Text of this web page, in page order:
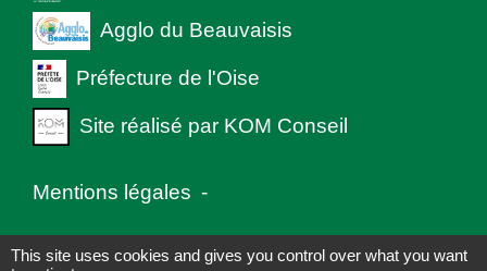
Agglo du Beauvaisis
Préfecture de l'Oise
Site réalisé par KOM Conseil
Mentions légales -
Politique de confidentialité - Accessibilité -
This site uses cookies and gives you control over what you want